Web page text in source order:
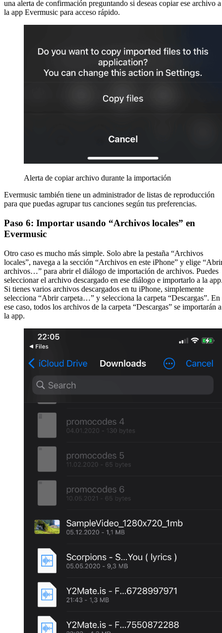
una alerta de confirmación preguntando si deseas copiar ese archivo a
la app Evermusic para acceso rápido.
Alerta de copiar archivo durante la importación
Evermusic también tiene un administrador de listas de reproducción
para que puedas agrupar tus canciones según tus preferencias.
Paso 6: Importar usando “Archivos locales” en
Evermusic
Otro caso es mucho más simple. Solo abre la pestaña “Archivos
locales”, navega a la sección “Archivos en este iPhone” y elige
archivos…” para abrir el diálogo de importación de archivos. Puedes
seleccionar el archivo descargado en ese diálogo e importarlo a la
Si tienes varios archivos descargados en tu iPhone, simplemente
selecciona “Abrir carpeta…” y selecciona la carpeta “Descargas”. En
ese caso, todos los archivos de la carpeta “Descargas” se importarán a
la app.